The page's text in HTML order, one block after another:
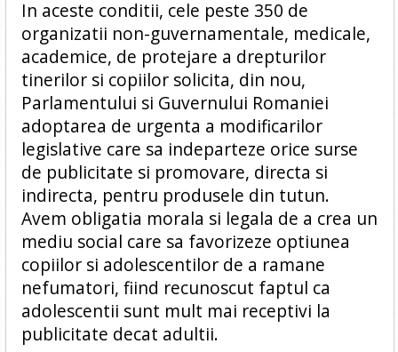
In aceste conditii, cele peste 350 de
organizatii non-guvernamentale, medicale,
academice, de protejare a drepturilor
tinerilor si copiilor solicita, din nou,
Parlamentului si Guvernului Romaniei
adoptarea de urgenta a modificarilor
legislative care sa indeparteze orice surse
de publicitate si promovare, directa si
indirecta, pentru produsele din tutun.
Avem obligatia morala si legala de a crea un
mediu social care sa favorizeze optiunea
copiilor si adolescentilor de a ramane
nefumatori, fiind recunoscut faptul ca
adolescentii sunt mult mai receptivi la
publicitate decat adultii.